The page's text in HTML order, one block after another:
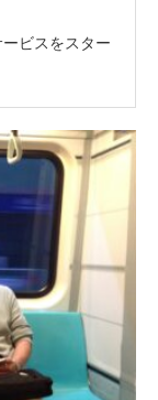
ビスをスター